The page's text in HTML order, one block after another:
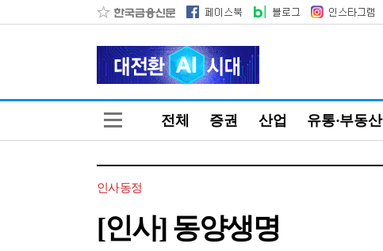
전체 증권 산업 유통·부동산
인사동정
[인사] 동양생명